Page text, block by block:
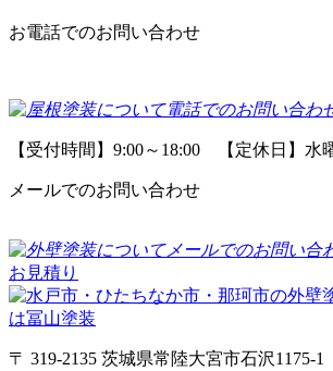
お電話でのお問い合わせ
【受付時間】9:00～18:00 【定休日】水
メールでのお問い合わせ
お見積り
〒 319-2135 茨城県常陸大宮市石沢1175-1